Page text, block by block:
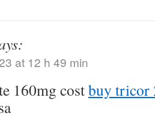
at 12 h 49 min
160mg costbuy tricor